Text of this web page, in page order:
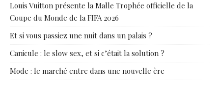
Louis Vuitton présente la Malle Trophée officielle de la
Coupe du Monde de la FIFA 2026
Et si vous passiez une nuit dans un palais ?
Canicule : le slow sex, et si c’était la solution ?
Mode : le marché entre dans une nouvelle ère